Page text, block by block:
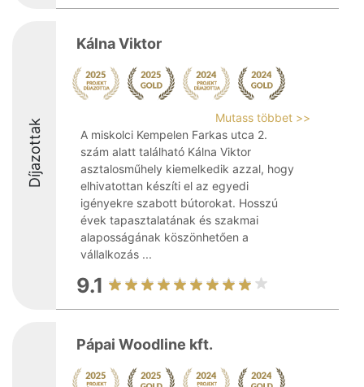
Díjazottak
Kálna Viktor
Mutass többet >>
A miskolci Kempelen Farkas utca 2.
szám alatt található Kálna Viktor
asztalosműhely kiemelkedik azzal, hogy
elhivatottan készíti el az egyedi
igényekre szabott bútorokat. Hosszú
évek tapasztalatának és szakmai
alaposságának köszönhetően a
vállalkozás ...
9.1
Pápai Woodline kft.